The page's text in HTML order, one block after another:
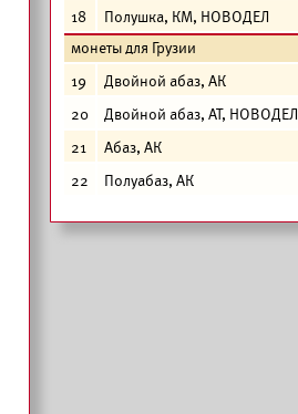
18 Полушка, КМ, НОВОДЕЛ
монеты для Грузии
19
Двойной абаз, АК
20 Двойной абаз, АТ, НОВОДЕЛ
21 Абаз, АК
22 Полуабаз, АК